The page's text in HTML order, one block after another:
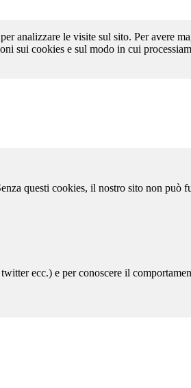
analizzare le visite sul sito. Per avere
sui cookies e sul modo in cui
questi cookies, il nostro sito non può
ecc.) e per conoscere il